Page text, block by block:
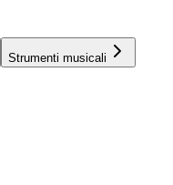
Strumenti musicali